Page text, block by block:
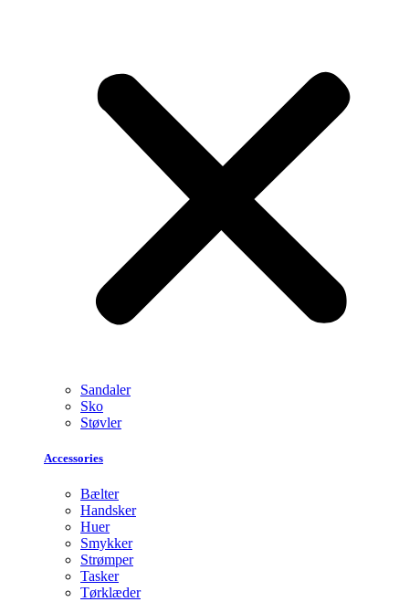
Sandaler
Sko
Støvler
Accessories
Bælter
Handsker
Huer
Smykker
Strømper
Tasker
Tørklæder